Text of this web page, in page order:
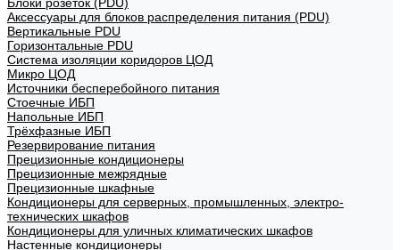
Аксессуары для блоков распределения питания (PDU)
Вертикальные PDU
Горизонтальные PDU
Система изоляции коридоров ЦОД
Микро ЦОД
Источники бесперебойного питания
Стоечные ИБП
Напольные ИБП
Трёхфазные ИБП
Резервирование питания
Прецизионные кондиционеры
Прецизионные межрядные
Прецизионные шкафные
Кондиционеры для серверных, промышленных, электро-
технических шкафов
Кондиционеры для уличных климатических шкафов
Настенные кондиционеры